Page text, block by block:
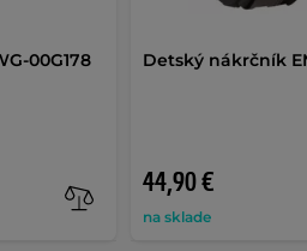
00G178 Detský nákrčník
44,90 €
na sklade